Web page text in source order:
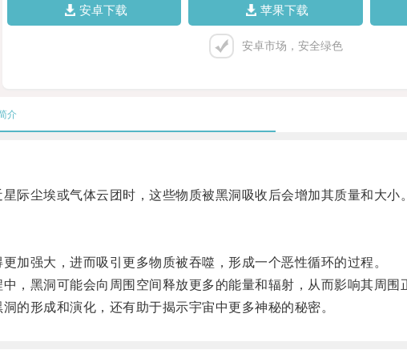
安卓下载 苹果下载
安卓市场，安全绿色
介
尘埃或气体云团时，这些物质被黑洞吸收后会增加其质量和大小。
强大，进而吸引更多物质被吞噬，形成一个恶性循环的过程。
黑洞可能会向周围空间释放更多的能量和辐射，从而影响其周围
形成和演化，还有助于揭示宇宙中更多神秘的秘密。